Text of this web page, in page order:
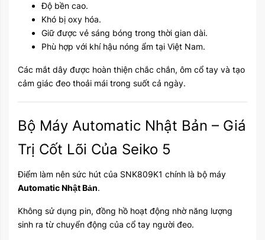
Độ bền cao.
Khó bị oxy hóa.
Giữ được vẻ sáng bóng trong thời gian dài.
Phù hợp với khí hậu nóng ẩm tại Việt Nam.
Các mắt dây được hoàn thiện chắc chắn, ôm cổ tay và tạo
cảm giác đeo thoải mái trong suốt cả ngày.
Bộ Máy Automatic Nhật Bản – Giá
Trị Cốt Lõi Của Seiko 5
Điểm làm nên sức hút của SNK809K1 chính là bộ máy
Automatic Nhật Bản.
Không sử dụng pin, đồng hồ hoạt động nhờ năng lượng
sinh ra từ chuyển động của cổ tay người đeo.